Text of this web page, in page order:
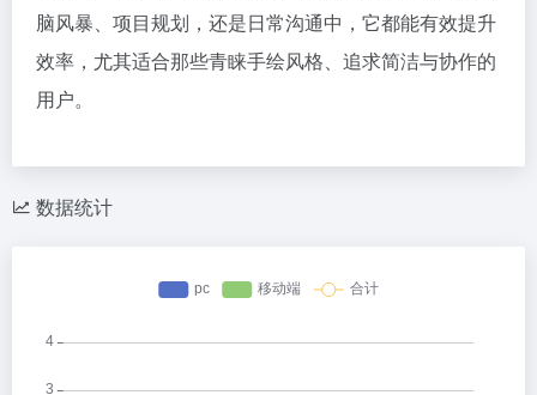
脑风暴、项目规划，还是日常沟通中，它都能有效提升
效率，尤其适合那些青睐手绘风格、追求简洁与协作的
用户。
数据统计